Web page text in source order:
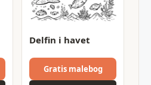
Delfin i havet
Gratis malebog